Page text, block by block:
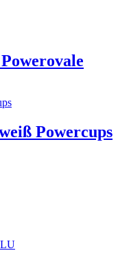
Powercups